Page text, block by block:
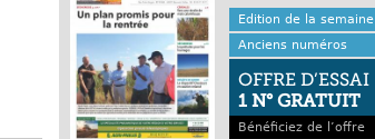
Edition de la semaine
Anciens numéros
OFFRE D’ESSAI
1 N° GRATUIT
Bénéficiez de l’offre